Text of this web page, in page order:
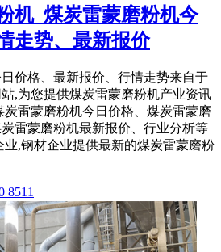
机_煤炭雷蒙磨粉机今
走势、最新报价
价格、最新报价、行情走势来自于
,为您提供煤炭雷蒙磨粉机产业资讯
炭雷蒙磨粉机今日价格、煤炭雷蒙磨
雷蒙磨粉机最新报价、行业分析等
业,钢材企业提供最新的煤炭雷蒙磨粉
8511